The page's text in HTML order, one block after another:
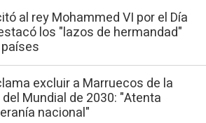
al rey Mohammed VI por el Día
los "lazos de hermandad"
excluir a Marruecos de la
Mundial de 2030: "Atenta
nacional"